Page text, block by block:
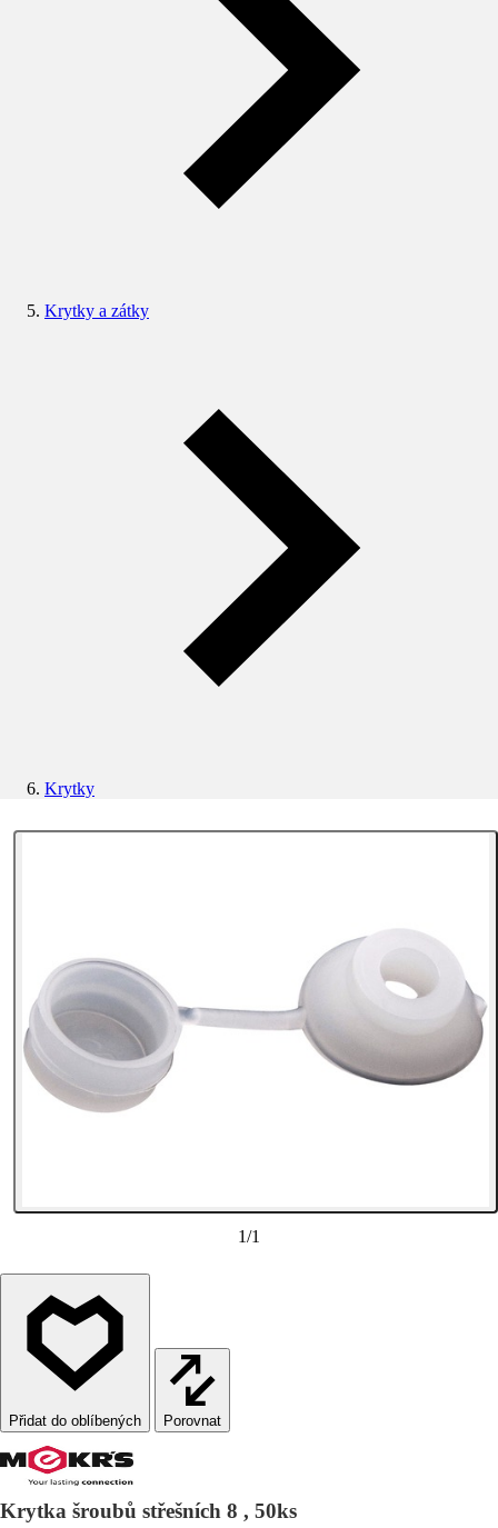
Krytky a zátky
Krytky
1/1
Porovnat
Krytka šroubů střešních 8 , 50ks